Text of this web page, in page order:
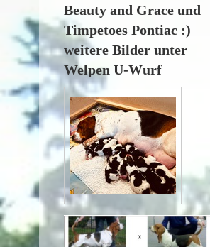
Beauty and Grace und
Timpetoes Pontiac :)
weitere Bilder unter
Welpen U-Wurf